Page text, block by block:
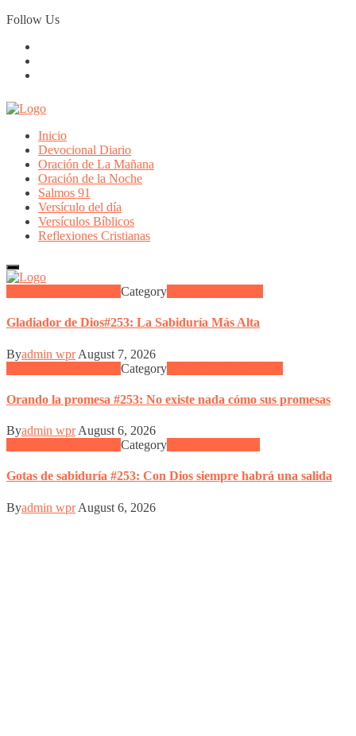
Skip
to
Follow Us
Inicio
Devocional Diario
Oración de La Mañana
Oración de la Noche
Salmos 91
Versículo del día
Versículos Bíblicos
Reflexiones Cristianas
Dios#253:
Sabiduría
Más
Alta
Category
Gladiador de Dios#253: La Sabiduría Más Alta
Byadmin wpr August 7, 2026
promesa
No
existe
nada
sus
Category
Orando la promesa #253: No existe nada cómo sus promesas
Byadmin wpr August 6, 2026
sabiduría
Con
Dios
Category
Gotas de sabiduría #253: Con Dios siempre habrá una salida
Byadmin wpr August 6, 2026